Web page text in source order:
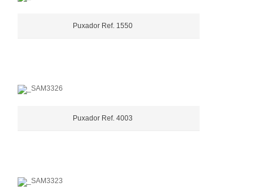
Puxador Ref. 1550
Puxador Ref. 4003